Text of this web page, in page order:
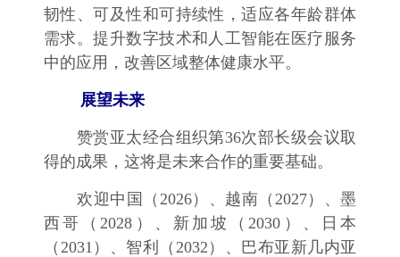
韧性、可及性和可持续性，适应各年龄群体
需求。提升数字技术和人工智能在医疗服务
中的应用，改善区域整体健康水平。
展望未来
赞赏亚太经合组织第36次部长级会议取
得的成果，这将是未来合作的重要基础。
欢迎中国（2026）、越南（2027）、墨
西哥（2028）、新加坡（2030）、日本
（2031）、智利（2032）、巴布亚新几内亚